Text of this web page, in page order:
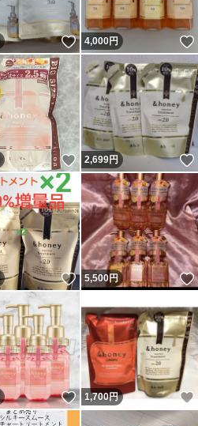
いいね！
4,000円
いいね！
2,699円
いいね！
5,500円
いいね！
1,700円